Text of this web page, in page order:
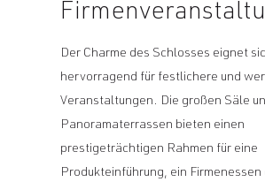
Der Charme des Schlosses eignet
hervorragend für festlichere und
Veranstaltungen. Die großen Säle
Panoramaterrassen bieten einen
prestigeträchtigen Rahmen für eine
Produkteinführung, ein Firmenessen